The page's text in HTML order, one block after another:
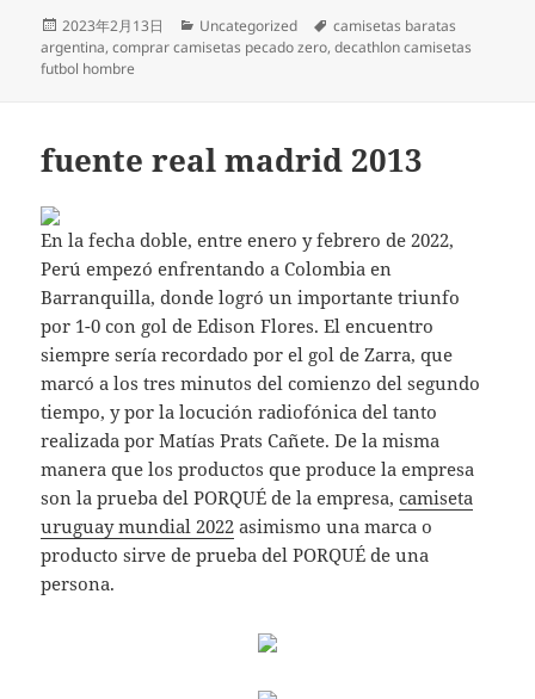
Publicado
el
2023年2月13日 Categorías
Uncategorized Etiquetas
camisetas baratas
argentina,comprar camisetas pecado zero,decathlon camisetas
futbol hombre
fuente real madrid 2013
En la fecha doble, entre enero y febrero de 2022,
Perú empezó enfrentando a Colombia en
Barranquilla, donde logró un importante triunfo
por 1-0 con gol de Edison Flores. El encuentro
siempre sería recordado por el gol de Zarra, que
marcó a los tres minutos del comienzo del segundo
tiempo, y por la locución radiofónica del tanto
realizada por Matías Prats Cañete. De la misma
manera que los productos que produce la empresa
son la prueba del PORQUÉ de la empresa,camiseta
uruguay mundial 2022 asimismo una marca o
producto sirve de prueba del PORQUÉ de una
persona.